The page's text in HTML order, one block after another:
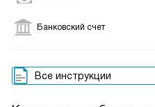
Банковский счет
Все инструкции